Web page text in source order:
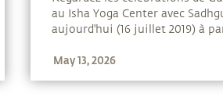
au Isha Yoga Center avec
aujourd'hui (16 juillet 2019) à
May 13, 2026